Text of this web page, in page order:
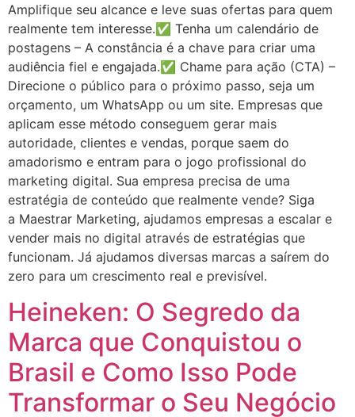
Amplifique seu alcance e leve suas ofertas para quem
realmente tem interesse.✅ Tenha um calendário de
postagens – A constância é a chave para criar uma
audiência fiel e engajada.✅ Chame para ação (CTA) –
Direcione o público para o próximo passo, seja um
orçamento, um WhatsApp ou um site. Empresas que
aplicam esse método conseguem gerar mais
autoridade, clientes e vendas, porque saem do
amadorismo e entram para o jogo profissional do
marketing digital. Sua empresa precisa de uma
estratégia de conteúdo que realmente vende? Siga
a Maestrar Marketing, ajudamos empresas a escalar e
vender mais no digital através de estratégias que
funcionam. Já ajudamos diversas marcas a saírem do
zero para um crescimento real e previsível.
Heineken: O Segredo da
Marca que Conquistou o
Brasil e Como Isso Pode
Transformar o Seu Negócio